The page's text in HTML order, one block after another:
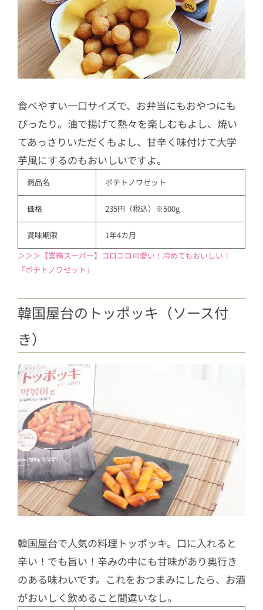
食べやすい一口サイズで、お弁当にもおやつにも
ぴったり。油で揚げて熱々を楽しむもよし、焼い
てあっさりいただくもよし、甘辛く味付けて大学
芋風にするのもおいしいですよ。
商品名 ポテトノワゼット
価格 235円（税込）※500g
賞味期限
1年4カ月
＞＞＞【業務スーパー】コロコロ可愛い！冷めてもおいしい！
「ポテトノワゼット」
韓国屋台のトッポッキ（ソース付
き）
韓国屋台で人気の料理トッポッキ。口に入れると
辛い！でも旨い！辛みの中にも甘味があり奥行き
のある味わいです。これをおつまみにしたら、お酒
がおいしく飲めること間違いなし。